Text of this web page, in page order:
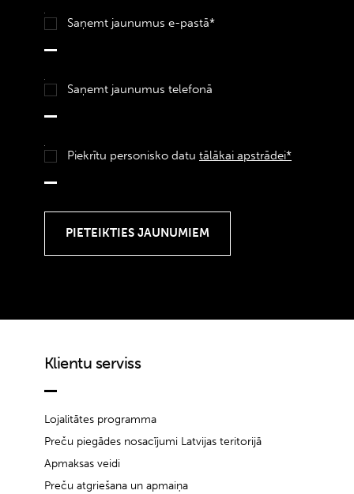
Saņemt jaunumus e-pastā*
Saņemt jaunumus telefonā
Piekrītu personisko datu tālākai apstrādei*
Klientu serviss
Lojalitātes programma
Preču piegādes nosacījumi Latvijas teritorijā
Apmaksas veidi
Preču atgriešana un apmaiņa